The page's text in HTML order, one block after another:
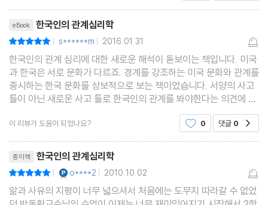
eBook 한국인의 관계심리학
| s******m | 2016.01.31
한국인의 관계 심리에 대한 새로운 해석이 돋보이는 책입니다. 미국
과 한국은 서로 문화가 다르죠. 경계를 강조하는 미국 문화와 관계를
중시하는 한국 문화를 상보적으로 보는 책이었습니다. 서양의 사고
틀이 아닌 새로운 사고 틀로 한국인의 관계를 봐야한다는 의견에 동
의하게 됩니다. 건강한 가족 문화를 만들기 위해서 부모가 변해야 한
다는 지적도 우리가 새겨야 될 말이라고 생각
이 리뷰가 도움이 되었나요? 0 댓글 0
종이책 한국인의 관계심리학
| o****2 | 2010.10.02
앎과 사유의 지평이 너무 넓으셔서 처음에는 도무지 따라갈 수 없었